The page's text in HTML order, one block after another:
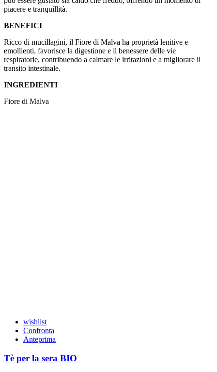
piacere e tranquillità.
BENEFICI
Ricco di mucillagini, il Fiore di Malva ha proprietà lenitive e
emollienti, favorisce la digestione e il benessere delle vie
respiratorie, contribuendo a calmare le irritazioni e a migliorare il
transito intestinale.
INGREDIENTI
Fiore di Malva
wishlist
Confronta
Anteprima
Tè per la sera BIO